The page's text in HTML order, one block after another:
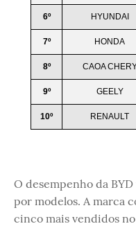
6º HYUNDAI
7º HONDA
8º CAOA
9º GEELY
10º RENAULT
O desempenho da
por modelos. A marca
cinco mais vendidos